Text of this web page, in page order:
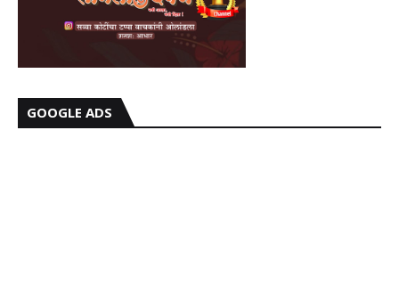
GOOGLE ADS